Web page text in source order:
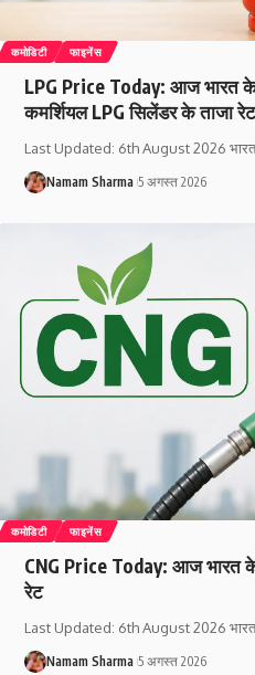
कमोडिटी फाइनेंस
LPG Price Today: आज भारत
कमर्शियल LPG सिलेंडर के ताजा
Last Updated: 6th August 2026
Namam Sharma 5 अगस्त 2026
कमोडिटी फाइनेंस
CNG Price Today: आज भारत
रेट
Last Updated: 6th August 2026
Namam Sharma 5 अगस्त 2026